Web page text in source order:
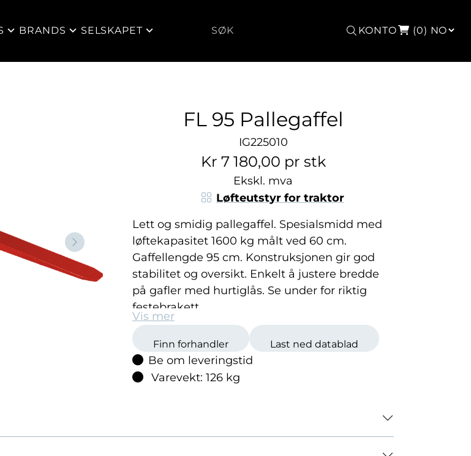
BRANDS SELSKAPET Søk KONTO (0)
Neste
FL 95 Pallegaffel
IG225010
Kr 7 180,00 pr stk
Ekskl. mva
Løfteutstyr for traktor
Lett og smidig pallegaffel. Spesialsmidd med
løftekapasitet 1600 kg målt ved 60 cm.
Gaffellengde 95 cm. Konstruksjonen gir god
stabilitet og oversikt. Enkelt å justere bredde
på gafler med hurtiglås. Se under for riktig
festebrakett.
Vis mer
Finn forhandler Last ned datablad
Be om leveringstid
Varevekt: 126 kg